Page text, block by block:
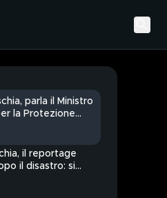
parla il Ministro
la Protezione
il reportage
il disastro: si